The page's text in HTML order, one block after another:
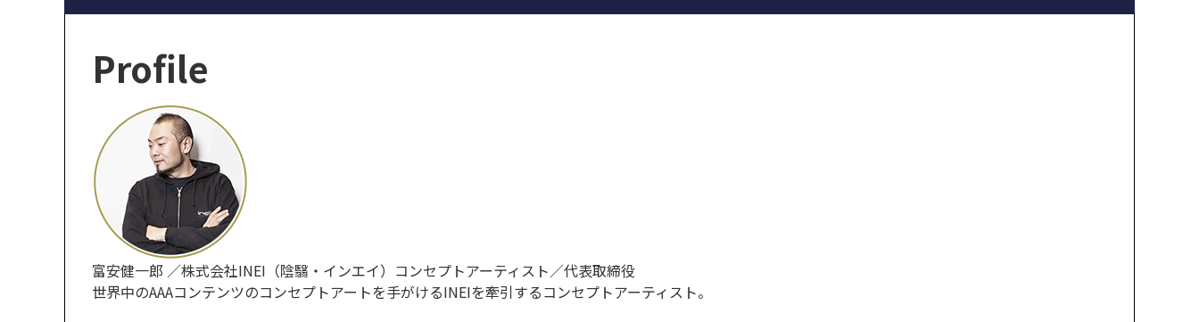
Profile
富安健一郎 ／株式会社INEI（陰翳・インエイ）コンセプトアーティスト／代表取締役
世界中のAAAコンテンツのコンセプトアートを手がけるINEIを牽引するコンセプトアーティスト。